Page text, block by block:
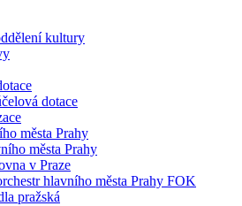
kultury
dotace
města Prahy
města Prahy
v Praze
hlavního města Prahy FOK
pražská